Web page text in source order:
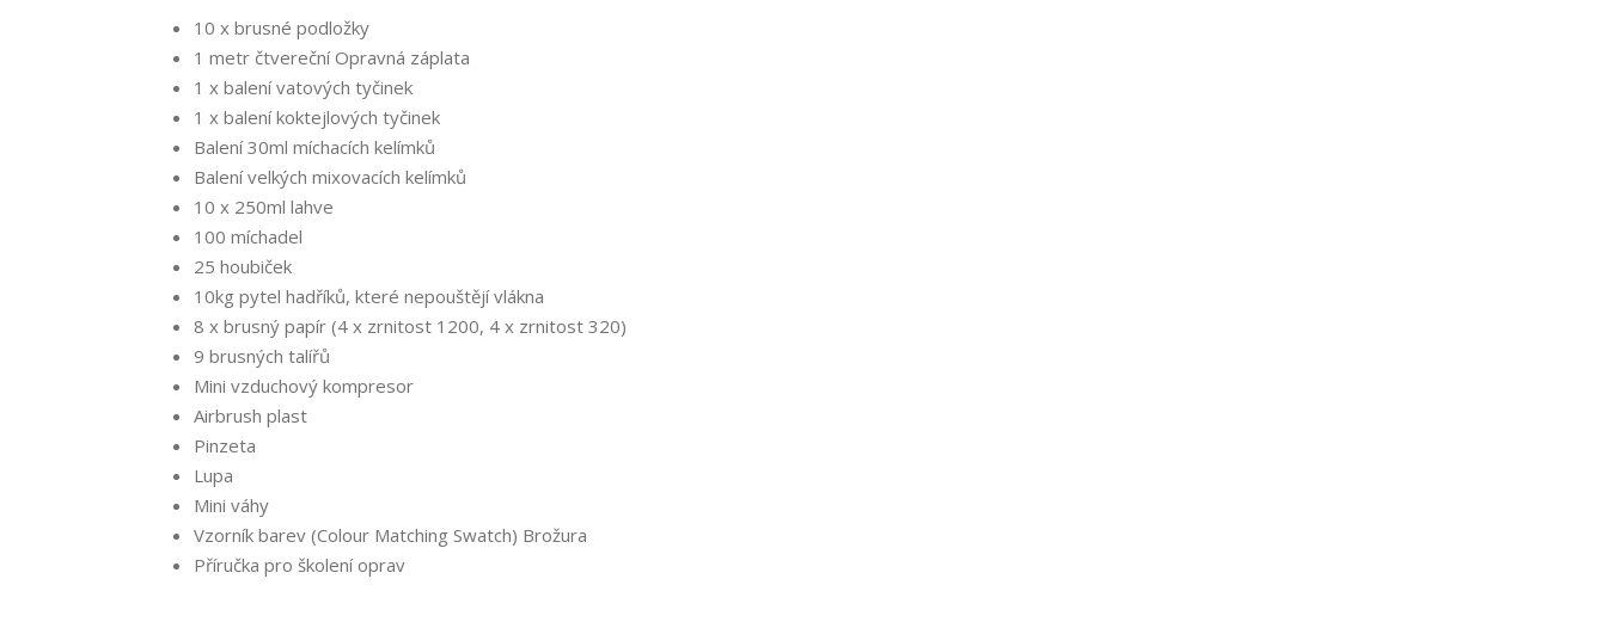
10 x brusné podložky
1 metr čtvereční Opravná záplata
1 x balení vatových tyčinek
1 x balení koktejlových tyčinek
Balení 30ml míchacích kelímků
Balení velkých mixovacích kelímků
10 x 250ml lahve
100 míchadel
25 houbiček
10kg pytel hadříků, které nepouštějí vlákna
8 x brusný papír (4 x zrnitost 1200, 4 x zrnitost 320)
9 brusných talířů
Mini vzduchový kompresor
Airbrush plast
Pinzeta
Lupa
Mini váhy
Vzorník barev (Colour Matching Swatch) Brožura
Příručka pro školení oprav